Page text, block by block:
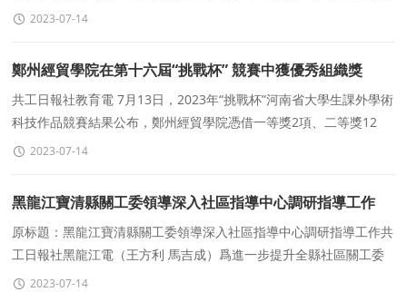
地是河南質量工程職業學院與河
2023-07-14
鄭州經貿學院在第十六屆“挑戰杯” 競賽中獲優秀組織獎
共工日報社教育電 7月13日，2023年“挑戰杯”河南省大學生課外學術
科技作品競賽結果公布，鄭州經貿學院憑借一等獎2項、二等獎12
項、三等獎20項的好成績，獲評大賽
2023-07-14
黑龍江寶清縣關工委領導深入社區指導中心調研指導工作
原标題：黑龍江寶清縣關工委領導深入社區指導中心調研指導工作共
工日報社黑龍江電（王方利 馬吉成）爲進一步提升全縣社區關工委
工作的整體水平，7月13日下午，黑龍江省寶清
2023-07-14